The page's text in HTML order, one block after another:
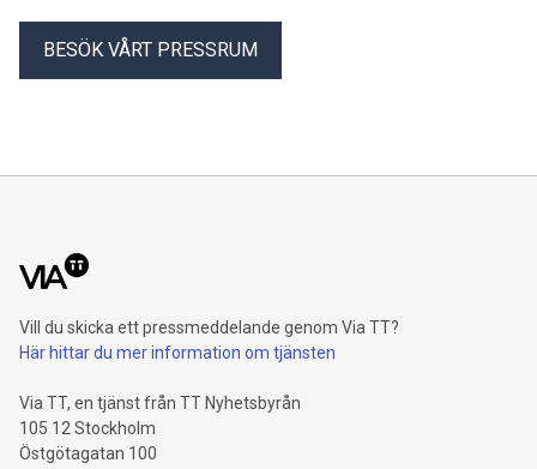
BESÖK VÅRT PRESSRUM
Vill du skicka ett pressmeddelande genom Via TT?
Här hittar du mer information om tjänsten
Via TT, en tjänst från TT Nyhetsbyrån
105 12 Stockholm
Östgötagatan 100